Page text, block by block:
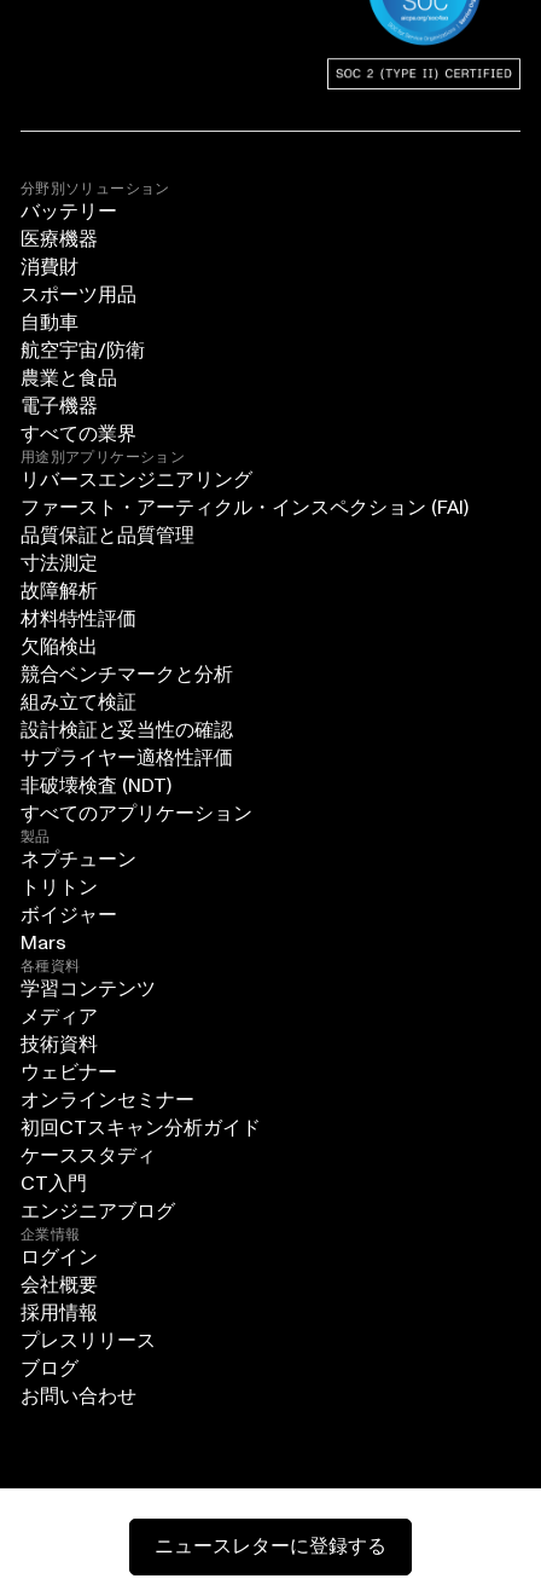
分野別ソリューション
バッテリー
医療機器
消費財
スポーツ用品
自動車
航空宇宙/防衛
農業と食品
電子機器
すべての業界
用途別アプリケーション
リバースエンジニアリング
ファースト・アーティクル・インスペクション (FAI)
品質保証と品質管理
寸法測定
故障解析
材料特性評価
欠陥検出
競合ベンチマークと分析
組み立て検証
設計検証と妥当性の確認
サプライヤー適格性評価
非破壊検査 (NDT)
すべてのアプリケーション
製品
ネプチューン
トリトン
ボイジャー
Mars
各種資料
学習コンテンツ
メディア
技術資料
ウェビナー
オンラインセミナー
初回CTスキャン分析ガイド
ケーススタディ
CT入門
エンジニアブログ
企業情報
ログイン
会社概要
採用情報
プレスリリース
ブログ
お問い合わせ
ニュースレターに登録する